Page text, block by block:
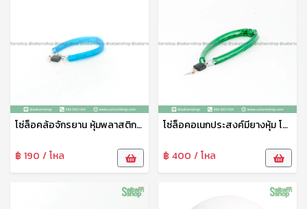
โซ่ล็อคล้อจักรยาน หุ้มพลาสติก โซ่ล็อคล้อ ขนาดเล็ก ตรา 999
฿ 190 / โหล
โซ่ล็อคอเนกประสงค์มียางหุ้ม โซ่ล็อคจักรยาน ที่ล็อคจักรยาน โซ่ล็อคจักรยานมียางหุ้ม โซ่ล็อครั้วบ้าน ขนาดกลาง HS
฿ 400 / โหล